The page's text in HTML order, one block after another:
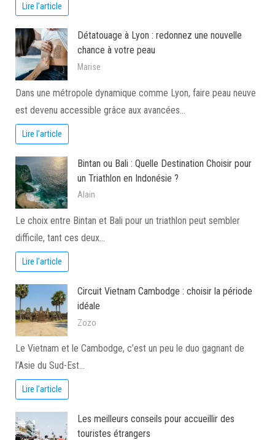
Lire l'article
Détatouage à Lyon : redonnez une nouvelle
chance à votre peau
Marise
Dans une métropole dynamique comme Lyon, faire peau neuve
est devenu accessible grâce aux avancées…
Lire l'article
Bintan ou Bali : Quelle Destination Choisir pour
un Triathlon en Indonésie ?
Alain
Le choix entre Bintan et Bali pour un triathlon peut sembler
difficile, tant ces deux…
Lire l'article
Circuit Vietnam Cambodge : choisir la période
idéale
Zozo
Le Vietnam et le Cambodge, c’est un peu le duo gagnant de
l’Asie du Sud-Est…
Lire l'article
Les meilleurs conseils pour accueillir des
touristes étrangers